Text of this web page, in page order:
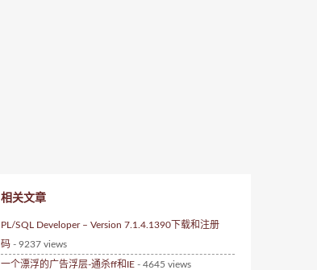
相关文章
PL/SQL Developer – Version 7.1.4.1390下载和注册
码 - 9237 views
一个漂浮的广告浮层-通杀ff和IE - 4645 views